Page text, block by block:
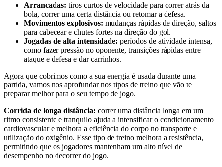
Arrancadas: tiros curtos de velocidade para correr atrás da
bola, correr uma certa distância ou retomar a defesa.
Movimentos explosivos: mudanças rápidas de direção, saltos
para cabecear e chutes fortes na direção do gol.
Jogadas de alta intensidade: períodos de atividade intensa,
como fazer pressão no oponente, transições rápidas entre
ataque e defesa e dar carrinhos.
Agora que cobrimos como a sua energia é usada durante uma
partida, vamos nos aprofundar nos tipos de treino que vão te
preparar melhor para o seu tempo de jogo.
Corrida de longa distância: correr uma distância longa em um
ritmo consistente e tranquilo ajuda a intensificar o condicionamento
cardiovascular e melhora a eficiência do corpo no transporte e
utilização do oxigênio. Esse tipo de treino melhora a resistência,
permitindo que os jogadores mantenham um alto nível de
desempenho no decorrer do jogo.